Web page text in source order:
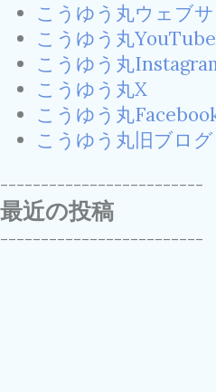
こうゆう丸ウェブサ
こうゆう丸
こうゆう丸
こうゆう丸X
こうゆう丸
こうゆう丸旧ブログ
-------------------------
最近の投稿
-------------------------